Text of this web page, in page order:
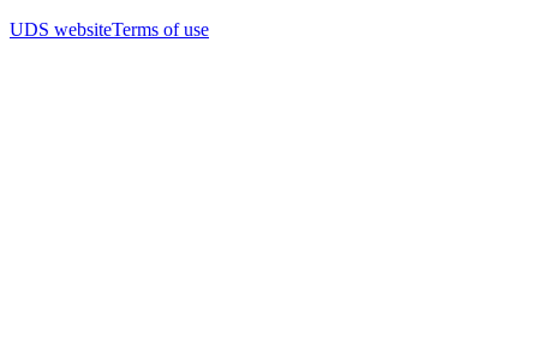
UDS websiteTerms of use